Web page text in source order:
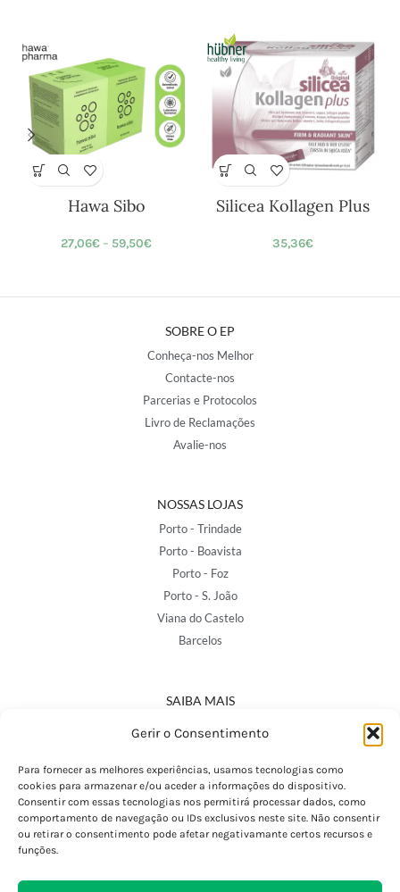
Gerir o Consentimento
Para fornecer as melhores experiências, usamos tecnologias como
cookies para armazenar e/ou aceder a informações do dispositivo.
Consentir com essas tecnologias nos permitirá processar dados, como
comportamento de navegação ou IDs exclusivos neste site. Não consentir
ou retirar o consentimento pode afetar negativamante certos recursos e
funções.
Hawa Sibo
27,06€ – 59,50€
Silicea Kollagen Plus
35,36€
SOBRE O EP
Conheça-nos Melhor
Contacte-nos
Parcerias e Protocolos
Livro de Reclamações
Avalie-nos
NOSSAS LOJAS
Porto - Trindade
Porto - Boavista
Porto - Foz
Porto - S. João
Viana do Castelo
Barcelos
SAIBA MAIS
Política de Privacidade
Termos e Condições
Perguntas Frequentes
Custos de Envio
Encomendas Internacionais
Devoluções e Trocas